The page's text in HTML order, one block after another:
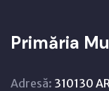
Primăria
Adresă: 310130